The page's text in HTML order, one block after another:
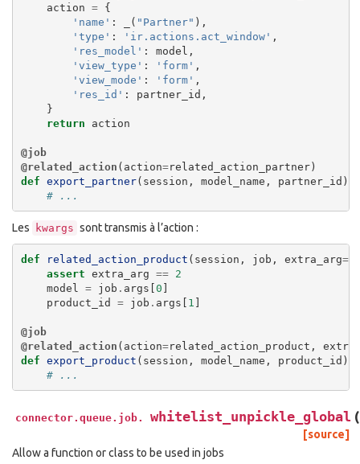
action =
{
'name' : ( "Partner" ),
'type' : 'ir.actions.act_window' ,
'res_model' : model ,
'view_type' : 'form' ,
'view_mode' : 'form' ,
'res_id' : partner_id ,
}
return
action
@job
@related_action ( action=related_action_partner)
def export_partner( session , model_name , partner_id ):
# ...
Les kwargs sont transmis à l’action :
def related_action_product ( session , job , extra_arg=1
assert extra_arg ==
2
model
= job . args [0 ]
product_id
= job . args [ 1 ]
@job
@related_action ( action=related_action_product ,
def export_product ( session , model_name , product_id ):
# ...
connector.queue.job. whitelist_unpickle_global (
[source]
Allow a function or class to be used in jobs